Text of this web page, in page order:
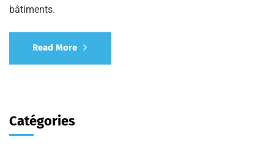
bâtiments.
Read More
Catégories